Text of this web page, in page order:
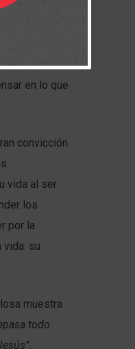
el día de
los
en lo que
convicción
vida al ser
los
por la
su
muestra
todo